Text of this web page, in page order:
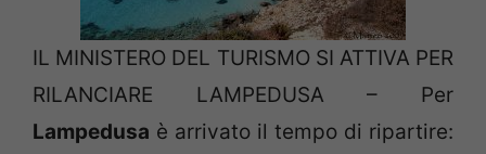
IL MINISTERO DEL TURISMO SI ATTIVA PER
RILANCIARE LAMPEDUSA – Per
Lampedusa è arrivato il tempo di ripartire: